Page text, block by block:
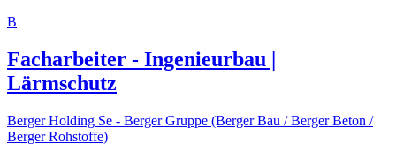
B
Facharbeiter - Ingenieurbau |
Lärmschutz
Berger Holding Se - Berger Gruppe (Berger Bau / Berger Beton /
Berger Rohstoffe)